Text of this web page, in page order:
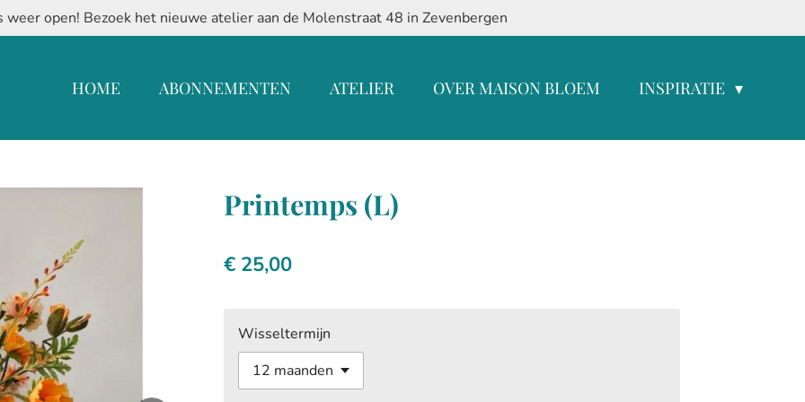
weer open! Bezoek het nieuwe atelier aan de Molenstraat 48 in Zevenbergen
HOME ABONNEMENTEN ATELIER OVER MAISON BLOEM INSPIRATIE
Printemps (L)
€ 25,00
Wisseltermijn